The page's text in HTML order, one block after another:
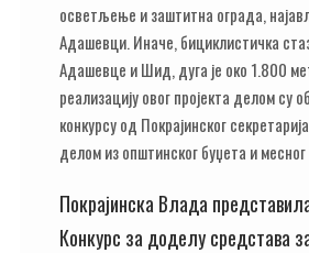
осветљење и заштитна ограда,
Адашевци. Иначе, бициклистичка
Адашевце и Шид, дуга је око 1.800
реализацију овог пројекта делом су
конкурсу од Покрајинског
делом из општинског буџета и
Покрајинска Влада
Конкурс за доделу средстава